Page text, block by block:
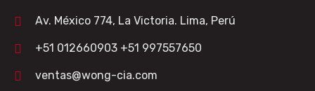
Av. México 774, La Victoria. Lima, Perú
+51 012660903 +51 997557650
ventas@wong-cia.com